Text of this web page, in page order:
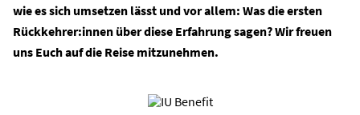
wie es sich umsetzen lässt und vor allem: Was die ersten
Rückkehrer:innen über diese Erfahrung sagen? Wir freuen
uns Euch auf die Reise mitzunehmen.